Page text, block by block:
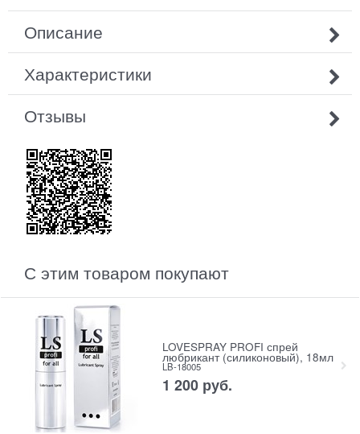
Описание
Характеристики
Отзывы
С этим товаром покупают
LOVESPRAY PROFI спрей
любрикант (силиконовый), 18мл
LB-18005
1 200 руб.